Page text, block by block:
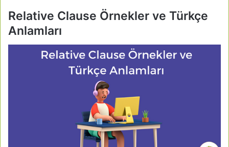
Relative Clause Örnekler ve Türkçe
Anlamları